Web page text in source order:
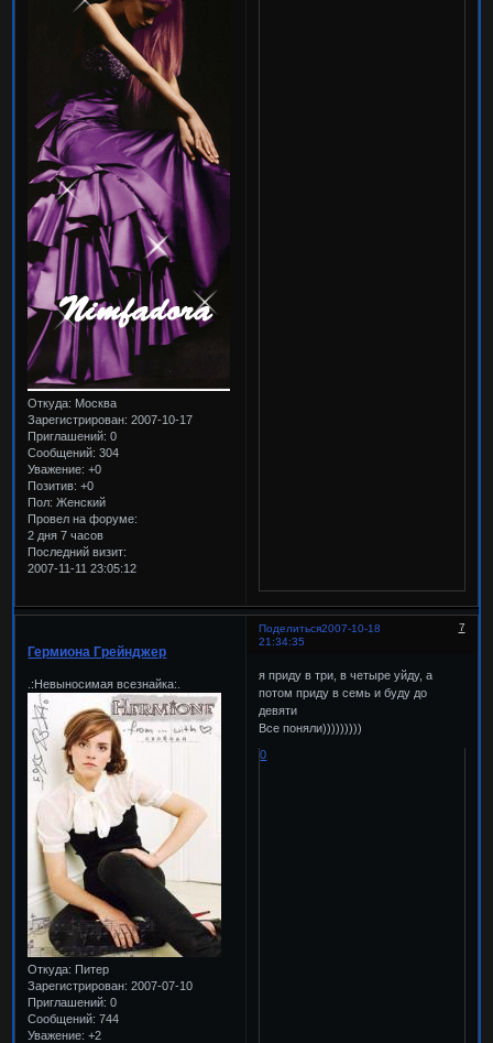
Откуда: Москва
Зарегистрирован: 2007-10-17
Приглашений: 0
Сообщений: 304
Уважение: +0
Позитив: +0
Пол: Женский
Провел на форуме:
2 дня 7 часов
Последний визит:
2007-11-11 23:05:12
Поделиться 7
2007-10-18
21:34:35
Гермиона Грейнджер
.:Невыносимая всезнайка:.
Откуда: Питер
Зарегистрирован: 2007-07-10
Приглашений: 0
Сообщений: 744
Уважение: +2
я приду в три, в четыре уйду, а
потом приду в семь и буду до
девяти
Все поняли)))))))))
0